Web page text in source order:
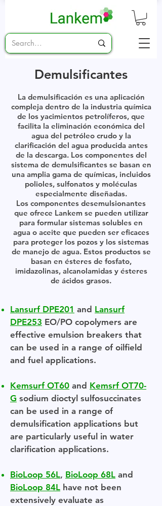
Demulsificantes
La demulsificación es una aplicación
compleja dentro de la industria química
de los yacimientos petrolíferos, que
facilita la eliminación económica del
agua del petróleo crudo y la
clarificación del agua producida antes
de la descarga. Los componentes del
sistema de demulsificantes se basan en
una amplia gama de químicas, incluidos
polioles, sulfonatos y moléculas
especialmente diseñadas.
Los componentes desemulsionantes
que ofrece Lankem se pueden utilizar
para formular sistemas solubles en
agua o aceite que pueden ser eficaces
para proteger los pozos y los sistemas
de manejo de agua. Estos productos se
basan en ésteres de fosfato,
imidazolinas, alcanolamidas y ésteres
de ácidos grasos.
Lansurf DPE201 and Lansurf
DPE253 EO/PO copolymers are
effective emulsion breakers that
can be used in a range of oilfield
and fuel applications.
Kemsurf OT60 and Kemsrf OT70-
G sodium dioctyl sulfosuccinates
can be used in a range of
demulsification applications but
are particularly useful in water
clarification applications.
BioLoop 56L, BioLoop 68L and
BioLoop 84L have not been
extensively evaluate as